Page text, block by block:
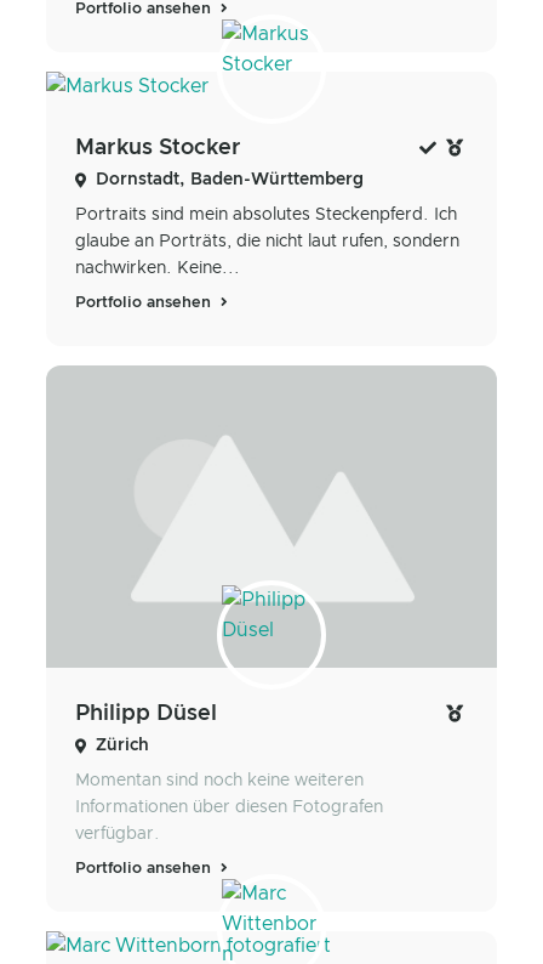
Portfolio ansehen
Markus Stocker
Dornstadt, Baden-Württemberg
Portraits sind mein absolutes Steckenpferd. Ich
glaube an Porträts, die nicht laut rufen, sondern
nachwirken. Keine...
Portfolio ansehen
Philipp Düsel
Zürich
Momentan sind noch keine weiteren
Informationen über diesen Fotografen
verfügbar.
Portfolio ansehen